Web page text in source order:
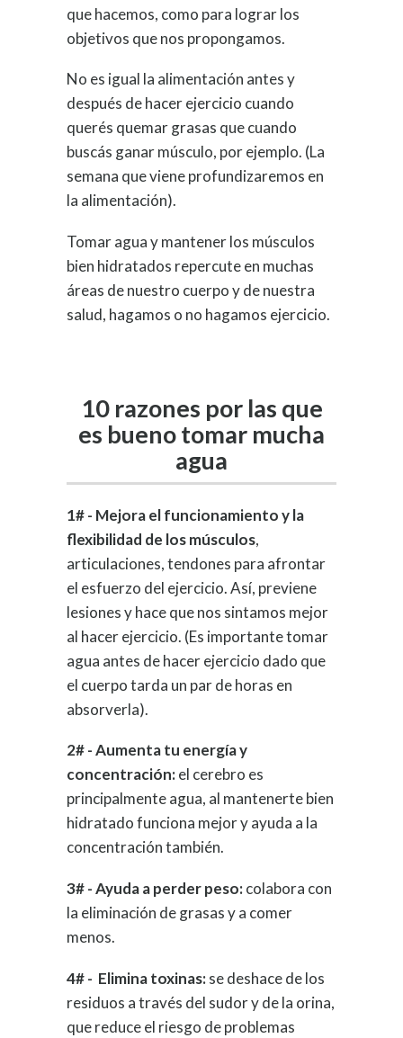
que hacemos, como para lograr los
objetivos que nos propongamos.
No es igual la alimentación antes y
después de hacer ejercicio cuando
querés quemar grasas que cuando
buscás ganar músculo, por ejemplo. (La
semana que viene profundizaremos en
la alimentación).
Tomar agua y mantener los músculos
bien hidratados repercute en muchas
áreas de nuestro cuerpo y de nuestra
salud, hagamos o no hagamos ejercicio.
10 razones por las que
es bueno tomar mucha
agua
1# - Mejora el funcionamiento y la
flexibilidad de los músculos,
articulaciones, tendones para afrontar
el esfuerzo del ejercicio. Así, previene
lesiones y hace que nos sintamos mejor
al hacer ejercicio. (Es importante tomar
agua antes de hacer ejercicio dado que
el cuerpo tarda un par de horas en
absorverla).
2# - Aumenta tu energía y
concentración:el cerebro es
principalmente agua, al mantenerte bien
hidratado funciona mejor y ayuda a la
concentración también.
3# - Ayuda a perder peso:colabora con
la eliminación de grasas y a comer
menos.
4#- Elimina toxinas:se deshace de los
residuos a través del sudor y de la orina,
que reduce el riesgo de problemas